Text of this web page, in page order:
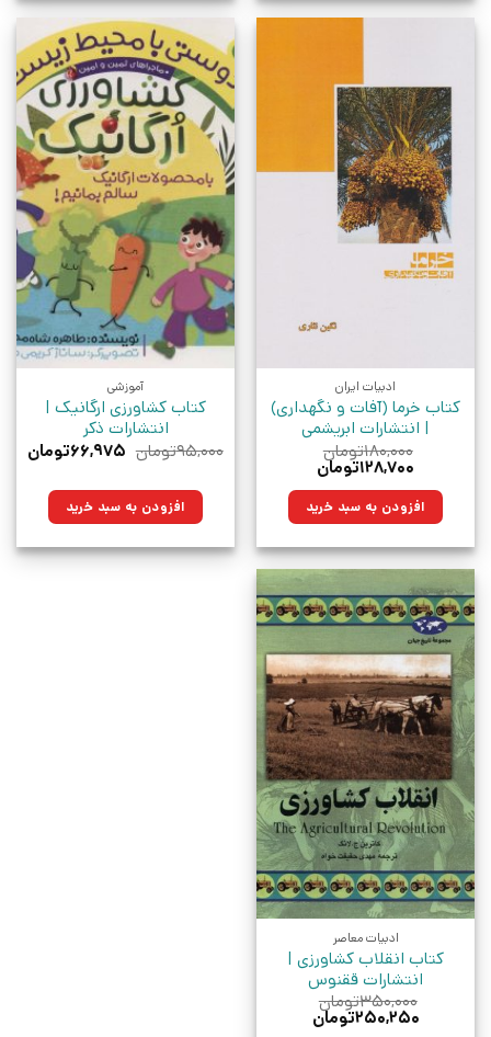
ادبیات ایران
کتاب خرما (آفات و نگهداری)
| انتشارات ابریشمی
۱۸۰,۰۰۰تومان
قیمت
۱۸۰,۰۰۰تومان
بود.
۱۲۸,۷۰۰تومان
۱۲۸,۷۰۰تومان.افزودن به سبد خرید
آموزشی
کتاب کشاورزی ارگانیک |
انتشارات ذکر
۹۵,۰۰۰تومان قیمت
بود.
۶۶,۹۷۵تومان
افزودن به سبد خرید
ادبیات معاصر
کتاب انقلاب کشاورزی |
انتشارات ققنوس
۳۵۰,۰۰۰تومان
قیمت
۲۵۰,۲۵۰تومان